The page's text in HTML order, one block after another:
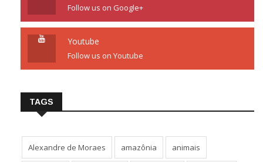
Follow us on Google+
Youtube
Follow us on Youtube
TAGS
Alexandre de Moraes amazônia animais